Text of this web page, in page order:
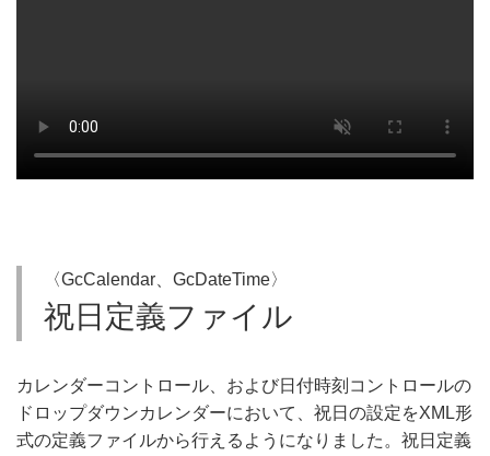
〈GcCalendar、GcDateTime〉
祝日定義ファイル
カレンダーコントロール、および日付時刻コントロールの
ドロップダウンカレンダーにおいて、祝日の設定をXML形
式の定義ファイルから行えるようになりました。祝日定義